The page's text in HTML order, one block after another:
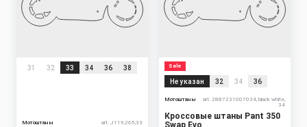
31 32 33 34 36 38
Мотоштаны art. J119,265,33
Sale
Не указан 32 34 36
Мотоштаны
art. 2887231007034, black white,
34
Кроссовые штаны Pant 350
Swap Evo